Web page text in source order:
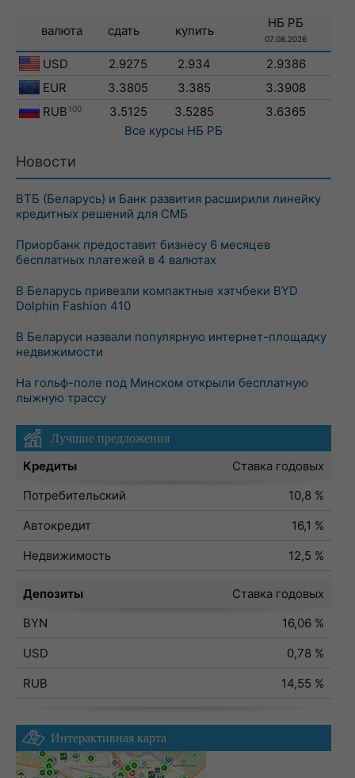
валюта сдать купить
НБ РБ
07.08.2026
USD 2.9275 2.934
2.9386
EUR
3.3805 3.385
3.3908
RUB 100 3.5125 3.5285
3.6365
Все курсы НБ РБ
Новости
ВТБ (Беларусь) и Банк развития расширили линейку
кредитных решений для СМБ
Приорбанк предоставит бизнесу 6 месяцев
бесплатных платежей в 4 валютах
В Беларусь привезли компактные хэтчбеки BYD
Dolphin Fashion 410
В Беларуси назвали популярную интернет-площадку
недвижимости
На гольф-поле под Минском открыли бесплатную
лыжную трассу
Лучшие предложения
Кредиты
Ставка годовых
Потребительский
10,8 %
Автокредит
16,1 %
Недвижимость
12,5 %
Депозиты
Ставка годовых
BYN
16,06 %
USD
0,78 %
RUB
14,55 %
Интерактивная карта